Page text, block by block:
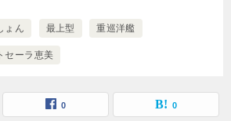
ょん 最上型 重巡洋艦
セーラ恵美
0 0